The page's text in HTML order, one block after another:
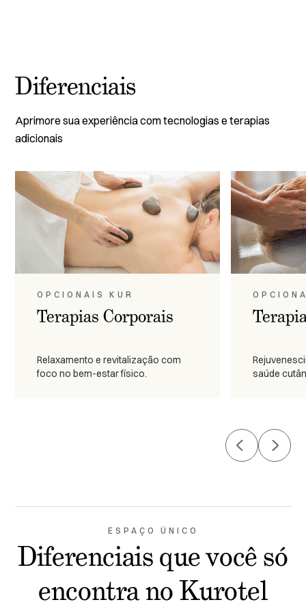
Diferenciais
Aprimore sua experiência com tecnologias e terapias
adicionais
OPCIONAIS KUR
Terapias Corporais
Relaxamento e revitalização com
foco no bem-estar físico.
saúde
ESPAÇO ÚNICO
Diferenciais que você só
encontra no Kurotel